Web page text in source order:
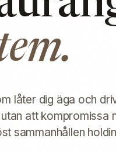
låter dig äga och
att kompromissa
sammanhållen